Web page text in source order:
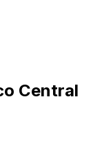
Central